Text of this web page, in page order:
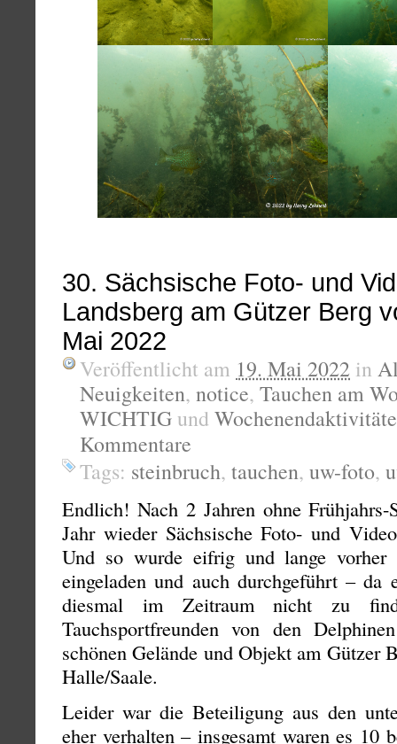
30. Sächsische Foto- und
Landsberg am Gützer Berg
Mai 2022
Veröffentlicht am 19. Mai 2022 in
Neuigkeiten, notice, Tauchen am
WICHTIG und
Kommentare
Tags: steinbruch, tauchen, uw-foto,
Endlich! Nach 2 Jahren ohne
Jahr wieder Sächsische Foto- und
Und so wurde eifrig und lange vorher
eingeladen und auch durchgeführt – da
diesmal im Zeitraum nicht zu
Tauchsportfreunden von den
schönen Gelände und Objekt am Gützer
Halle/Saale.
Leider war die Beteiligung aus den
eher verhalten – insgesamt waren es 10